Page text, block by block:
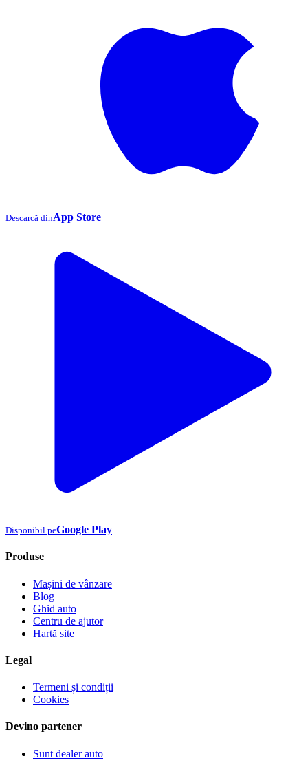
Descarcă dinApp Store
Disponibil peGoogle Play
Produse
Mașini de vânzare
Blog
Ghid auto
Centru de ajutor
Hartă site
Legal
Termeni și condiții
Cookies
Devino partener
Sunt dealer auto